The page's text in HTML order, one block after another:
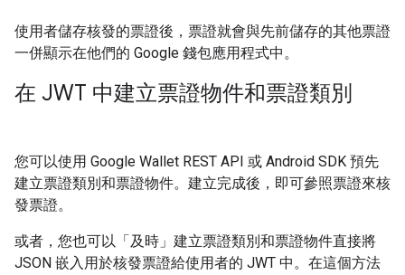
使用者儲存核發的票證後，票證就會與先前儲存的其他票證
一併顯示在他們的 Google 錢包應用程式中。
在 JWT 中建立票證物件和票證類別
您可以使用 Google Wallet REST API 或 Android SDK 預先
建立票證類別和票證物件。建立完成後，即可參照票證來核
發票證。
或者，您也可以「及時」建立票證類別和票證物件直接將
JSON 嵌入用於核發票證給使用者的 JWT 中。在這個方法